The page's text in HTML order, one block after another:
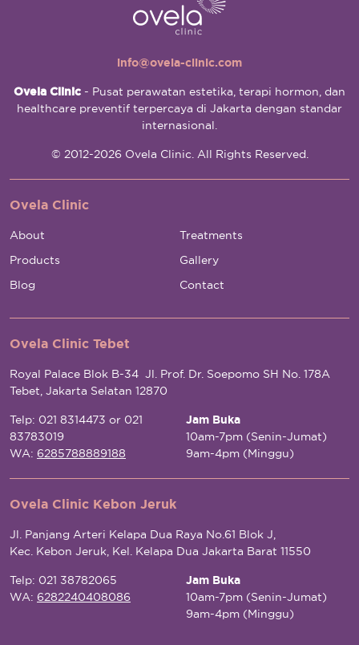
info@ovela-clinic.com
Ovela Clinic - Pusat perawatan estetika, terapi hormon, dan
healthcare preventif terpercaya di Jakarta dengan standar
internasional.
© 2012-2026 Ovela Clinic. All Rights Reserved.
Ovela Clinic
About
Treatments
Products
Gallery
Blog
Contact
Ovela Clinic Tebet
Royal Palace Blok B-34 Jl. Prof. Dr. Soepomo SH No. 178A
Tebet, Jakarta Selatan 12870
Telp: 021 8314473 or 021
83783019
WA: 6285788889188
Jam Buka
10am-7pm (Senin-Jumat)
9am-4pm (Minggu)
Ovela Clinic Kebon Jeruk
Jl. Panjang Arteri Kelapa Dua Raya No.61 Blok J,
Kec. Kebon Jeruk, Kel. Kelapa Dua Jakarta Barat 11550
Telp: 021 38782065
WA: 6282240408086
Jam Buka
10am-7pm (Senin-Jumat)
9am-4pm (Minggu)